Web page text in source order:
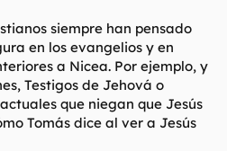
siempre han pensado
en los evangelios y en
a Nicea. Por ejemplo, y
Testigos de Jehová o
que niegan que Jesús
Tomás dice al ver a Jesús